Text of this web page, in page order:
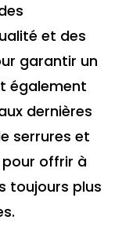
et des
garantir un
également
dernières
serrures et
offrir à
toujours plus